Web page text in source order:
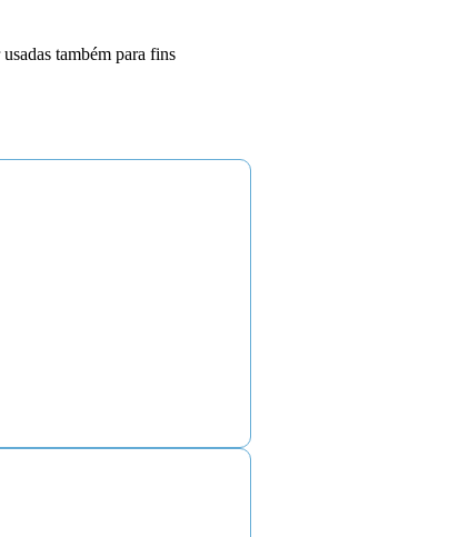
também para fins